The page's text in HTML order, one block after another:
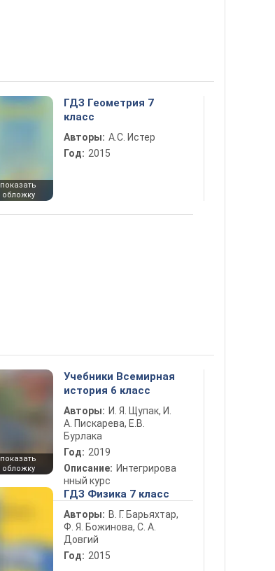
показать
обложку
ГДЗ Геометрия 7
класс
Авторы: А.С. Истер
Год: 2015
показать
обложку
Учебники Всемирная
история 6 класс
Авторы: И. Я. Щупак, И.
А. Пискарева, Е.В.
Бурлака
Год: 2019
Описание: Интегрирова
нный курс
ГДЗ Физика 7 класс
Авторы: В. Г. Барьяхтар,
Ф. Я. Божинова, С. А.
Довгий
Год: 2015